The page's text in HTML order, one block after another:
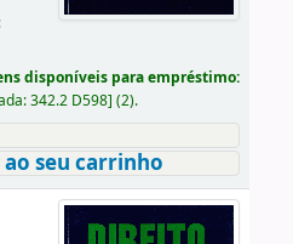
disponíveis para empréstimo:
342.2 D598] (2).
seu carrinho